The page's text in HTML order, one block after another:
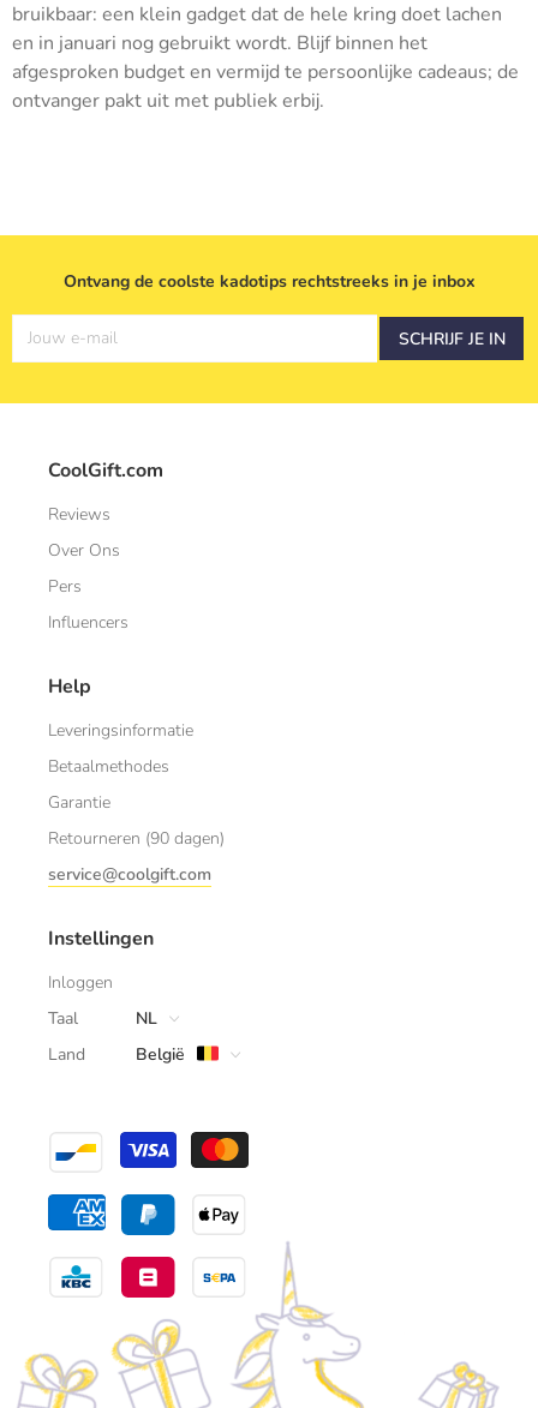
bruikbaar: een klein gadget dat de hele kring doet lachen
en in januari nog gebruikt wordt. Blijf binnen het
afgesproken budget en vermijd te persoonlijke cadeaus; de
ontvanger pakt uit met publiek erbij.
Ontvang de coolste kadotips rechtstreeks in je inbox
Jouw e-mail SCHRIJF JE IN
CoolGift.com
Reviews
Over Ons
Pers
Influencers
Help
Leveringsinformatie
Betaalmethodes
Garantie
Retourneren (90 dagen)
service@coolgift.com
Instellingen
Inloggen
Taal
NL
Land
België